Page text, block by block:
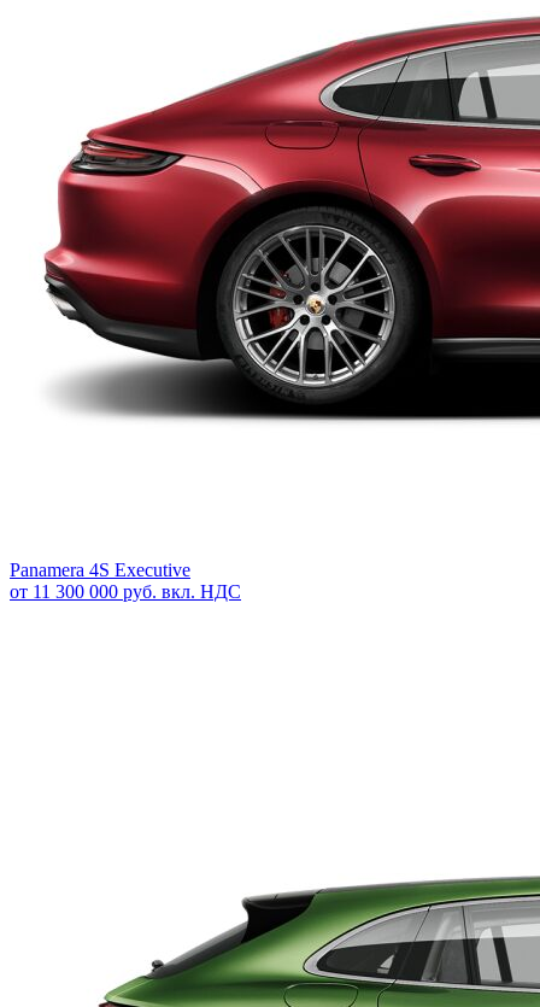
Panamera 4S Executive
от 11 300 000 руб. вкл. НДС